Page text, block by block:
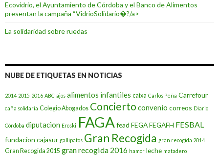
Ecovidrio, el Ayuntamiento de Córdoba y el Banco de Alimentos
presentan la campaña “VidrioSolidario�?/a>
La solidaridad sobre ruedas
NUBE DE ETIQUETAS EN NOTICIAS
2014 2015 2016 ABC ajos alimentos infantiles caixa Carlos Peña Carrefour
caña solidaria Colegio Abogados Concierto convenio correos Diario
Córdoba diputacion Eroski FAGAfead FEGAFEGAFH FESBAL
fundacion cajasur gallipatos Gran Recogida gran recogida 2014
Gran Recogida 2015 gran recogida 2016 hamor leche matadero